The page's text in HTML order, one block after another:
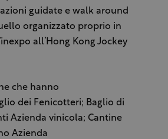
guidate e walk around
organizzato proprio in
all’Hong Kong Jockey
che hanno
dei Fenicotteri; Baglio di
Azienda vinicola; Cantine
Azienda